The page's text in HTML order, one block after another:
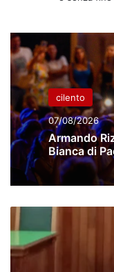
cilento
07/08/2026
Armando
Bianca di
Rete
fognaria
Sarno,